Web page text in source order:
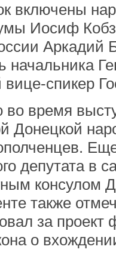
включены
Иосиф
Аркадий
начальника
вице-спикер
время
Донецкой
депутата в
консулом
также
за проект
о